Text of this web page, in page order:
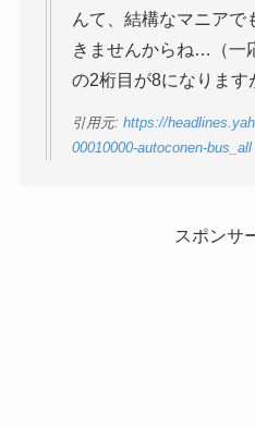
んて、結構なマニアで
きませんからね…（一
の2桁目が8になります
引用元: https://
00010000-autoconen-bus_all
スポンサ